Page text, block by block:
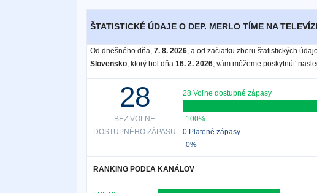
ŠTATISTICKÉ ÚDAJE O DEP. MERLO TÍME NA
Od dnešného dňa, 7. 8. 2026, a od začiatku zberu štatistických
Slovensko, ktorý bol dňa 16. 2. 2026, vám môžeme poskytnúť
28
BEZ VOĽNE
DOSTUPNÉHO ZÁPASU
28 Voľne dostupné zápasy
100%
0 Platené zápasy
0%
RANKING PODĽA KANÁLOV